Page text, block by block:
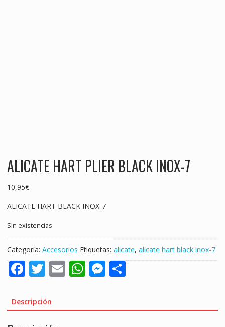
ALICATE HART PLIER BLACK INOX-7
10,95€
ALICATE HART BLACK INOX-7
Sin existencias
Categoría: Accesorios Etiquetas: alicate, alicate hart black inox-7
F
e
b
T
itt
er
E
l
W
s
M
e
S
e
Descripción